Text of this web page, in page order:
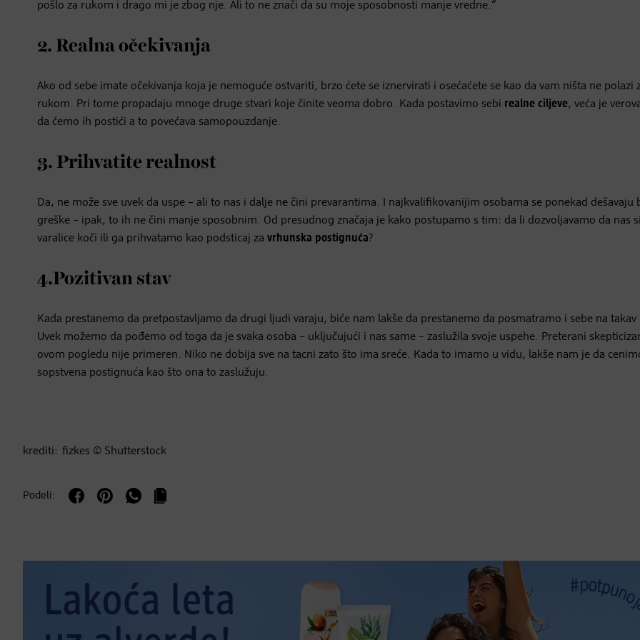
pošlo za rukom i drago mi je zbog nje. Ali to ne znači da su moje sposobnosti manje vredne.“
2. Realna očekivanja
Ako od sebe imate očekivanja koja je nemoguće ostvariti, brzo ćete se iznervirati i osećaćete se kao da vam ništa ne polazi
rukom. Pri tome propadaju mnoge druge stvari koje činite veoma dobro. Kada postavimo sebi realne ciljeve, veća je
da ćemo ih postići a to povećava samopouzdanje.
3. Prihvatite realnost
Da, ne može sve uvek da uspe – ali to nas i dalje ne čini prevarantima. I najkvalifikovanijim osobama se ponekad dešavaju
greške – ipak, to ih ne čini manje sposobnim. Od presudnog značaja je kako postupamo s tim: da li dozvoljavamo da nas
varalice koči ili ga prihvatamo kao podsticaj za vrhunska postignuća?
4.Pozitivan stav
Kada prestanemo da pretpostavljamo da drugi ljudi varaju, biće nam lakše da prestanemo da posmatramo i sebe na takav
Uvek možemo da pođemo od toga da je svaka osoba – uključujući i nas same – zaslužila svoje uspehe. Preterani
ovom pogledu nije primeren. Niko ne dobija sve na tacni zato što ima sreće. Kada to imamo u vidu, lakše nam je da
sopstvena postignuća kao što ona to zaslužuju.
krediti: fizkes © Shutterstock
Podeli: